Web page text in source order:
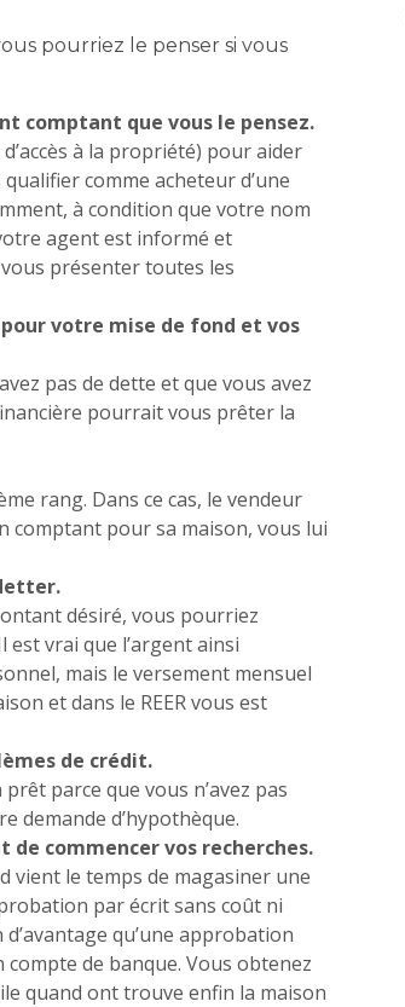
pourriez le penser si vous
comptant que vous le pensez.
à la propriété) pour aider
comme acheteur d’une
à condition que votre nom
agent est informé et
présenter toutes les
votre mise de fond et vos
pas de dette et que vous avez
pourrait vous prêter la
rang. Dans ce cas, le vendeur
comptant pour sa maison, vous lui
désiré, vous pourriez
vrai que l’argent ainsi
mais le versement mensuel
et dans le REER vous est
de crédit.
parce que vous n’avez pas
demande d’hypothèque.
commencer vos recherches.
vient le temps de magasiner une
par écrit sans coût ni
qu’une approbation
de banque. Vous obtenez
quand ont trouve enfin la maison